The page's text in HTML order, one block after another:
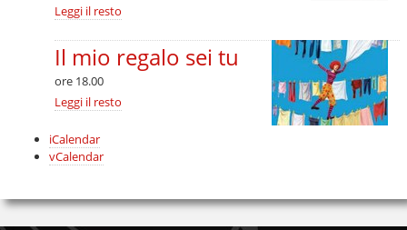
Jazz
Giant
-
Steve
Grossman
Two
Tenors
Quintet
Leggi il resto
Il mio regalo sei tu
ore 18.00
Il
mio
sei
tu
Leggi il resto
Azioni
sul
documento
iCalendar
vCalendar